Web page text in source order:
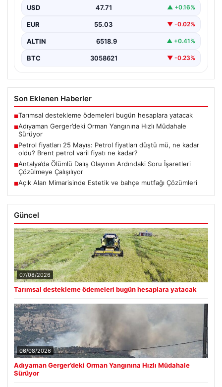
yangına müdahale çalışmaları büyük bir titizlikle devam
ediyor.…
USD 47.71 ▲ +0.16%
EUR 55.03 ▼ -0.02%
ALTIN 6518.9 ▲ +0.41%
BTC 3058621 ▼ -0.23%
Son Eklenen Haberler
■Tarımsal destekleme ödemeleri bugün hesaplara yatacak
■Adıyaman Gerger’deki Orman Yangınına Hızlı Müdahale
Sürüyor
■Petrol fiyatları 25 Mayıs: Petrol fiyatları düştü mü, ne kadar
oldu? Brent petrol varil fiyatı ne kadar?
■Antalya’da Ölümlü Dalış Olayının Ardındaki Soru İşaretleri
Çözülmeye Çalışılıyor
■Açık Alan Mimarisinde Estetik ve bahçe mutfağı Çözümleri
Güncel
07/08/2026
Tarımsal destekleme ödemeleri bugün hesaplara yatacak
06/08/2026
Adıyaman Gerger’deki Orman Yangınına Hızlı Müdahale
Sürüyor